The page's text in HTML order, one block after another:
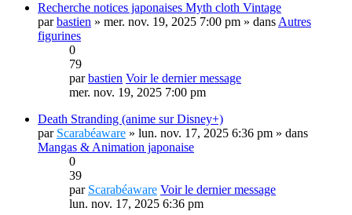
Recherche notices japonaises Myth cloth Vintage
parbastien » mer. nov. 19, 2025 7:00 pm » dans Autres
figurines
0
79
parbastien Voir le dernier message
mer. nov. 19, 2025 7:00 pm
Death Stranding (anime sur Disney+)
par Scarabéaware » lun. nov. 17, 2025 6:36 pm » dans
Mangas & Animation japonaise
0
39
par Scarabéaware Voir le dernier message
lun. nov. 17, 2025 6:36 pm